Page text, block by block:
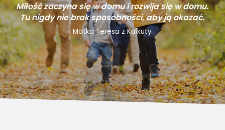
Miłość zaczyna się w domu i rozwija się w domu.
Tu nigdy nie brak sposobności, aby ją okazać.
Matka Teresa z Kalkuty